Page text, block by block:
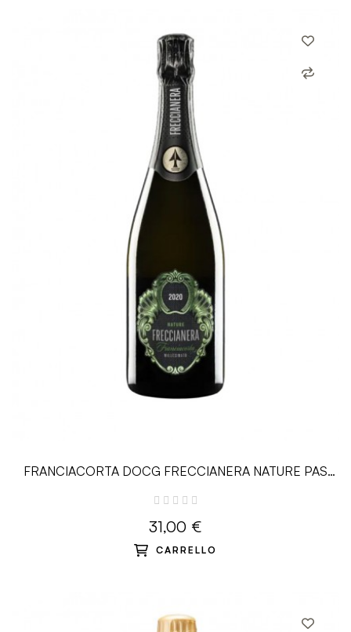
FRANCIACORTA DOCG FRECCIANERA NATURE PAS
31,00 €
CARRELLO